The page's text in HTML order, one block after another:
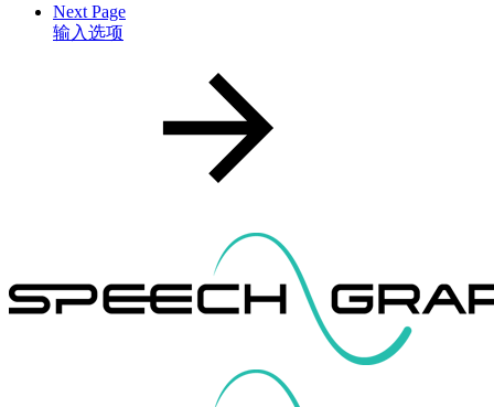
Next Page
输入选项